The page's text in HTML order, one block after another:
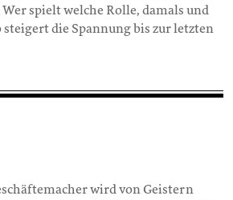
spielt welche Rolle, damals und
die Spannung bis zur letzten
wird von Geistern